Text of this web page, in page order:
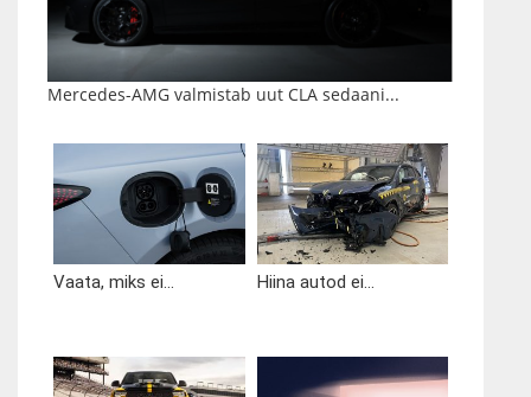
Mercedes-AMG valmistab uut CLA sedaani...
Vaata, miks ei... Hiina autod ei...